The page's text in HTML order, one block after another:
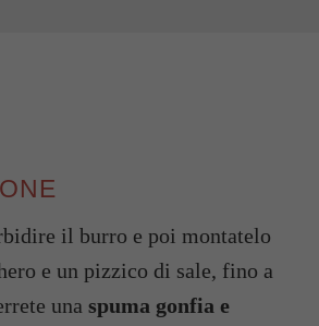
il burro e poi montatelo
e un pizzico di sale, fino a
una spuma gonfia e